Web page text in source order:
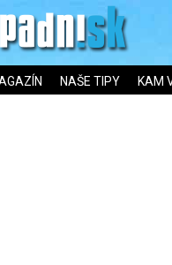
NAŠE TIPY KAM